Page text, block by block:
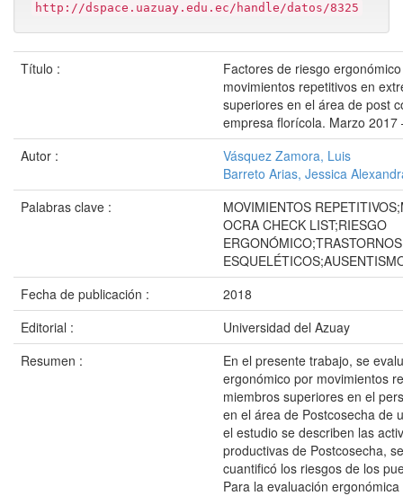
http://dspace.uazuay.edu.ec/handle/datos/8325
Título :
Factores de riesgo
movimientos repetitivos en
superiores en el área de post
empresa florícola. Marzo 2017
Autor :
Vásquez Zamora, Luis
Barreto Arias, Jessica
Palabras clave :
MOVIMIENTOS
OCRA CHECK LIST;RIESGO
Fecha de publicación :
2018
Editorial :
Universidad del Azuay
Resumen :
En el presente trabajo, se
ergonómico por movimientos
miembros superiores en el
en el área de Postcosecha de
el estudio se describen las
productivas de Postcosecha,
cuantificó los riesgos de los
Para la evaluación